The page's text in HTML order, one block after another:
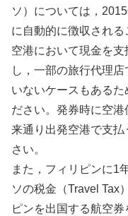
ソ）については，
に自動的に徴収され
空港において現金を
し，一部の旅行代理
いないケースもあるた
ださい。発券時に空
来通り出発空港で支
さい。
また，フィリピンに1
ソの税金（Travel Tax
ピンを出国する航空